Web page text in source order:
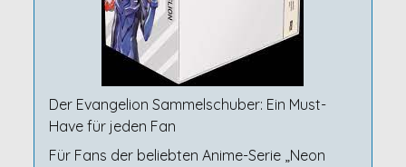
Der Evangelion Sammelschuber: Ein Must-
Have für jeden Fan
Für Fans der beliebten Anime-Serie „Neon